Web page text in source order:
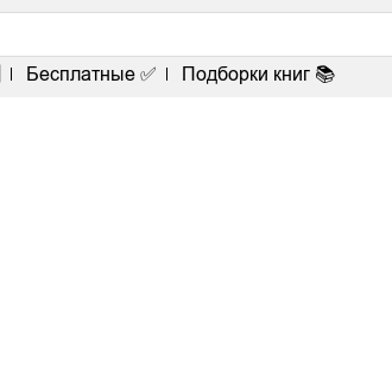
Бесплатные ✅ Подборки книг 📚